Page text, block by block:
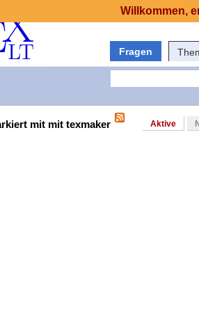
Fragen
mit mit texmaker Aktive
Willkommen,